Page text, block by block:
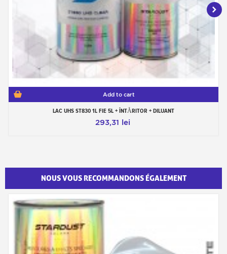
Add to cart
LAC UHS ST830 1L FIE 5L + ÎNTĂRITOR + DILUANT
293,31 lei
NOUS VOUS RECOMMANDONS ÉGALEMENT